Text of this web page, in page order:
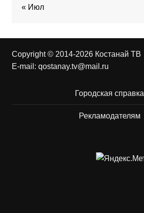
« Июл
Copyright © 2014-2026 Костанай ТВ
E-mail: qostanay.tv@mail.ru
Городская справка
Рекламодателям